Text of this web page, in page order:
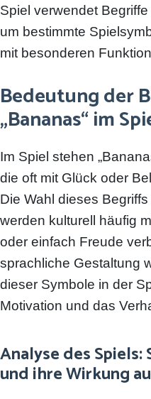
Spiel verwendet
um bestimmte
mit besonderen
Bedeutung der
„Bananas“ im
Im Spiel stehen
die oft mit Glück oder
Die Wahl dieses
werden kulturell häufig
oder einfach Freude
sprachliche Gestaltung
dieser Symbole in der
Motivation und das
Analyse des
und ihre Wirkung